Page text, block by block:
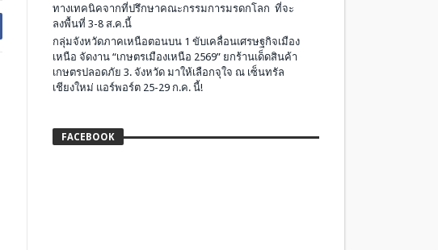
ทางเทคนิคจากที่ปรึกษาคณะกรรมการมรดกโลก ที่จะ
ลงพื้นที่ 3-8 ส.ค.นี้
กลุ่มจังหวัดภาคเหนือตอนบน 1 ขับเคลื่อนเศรษฐกิจเมือง
เหนือ จัดงาน “เกษตรเมืองเหนือ 2569” ยกร้านเด็ดสินค้า
เกษตรปลอดภัย 3. จังหวัด มาให้เลือกจุใจ ณ เซ็นทรัล
เชียงใหม่ แอร์พอร์ต 25-29 ก.ค. นี้!
FACEBOOK